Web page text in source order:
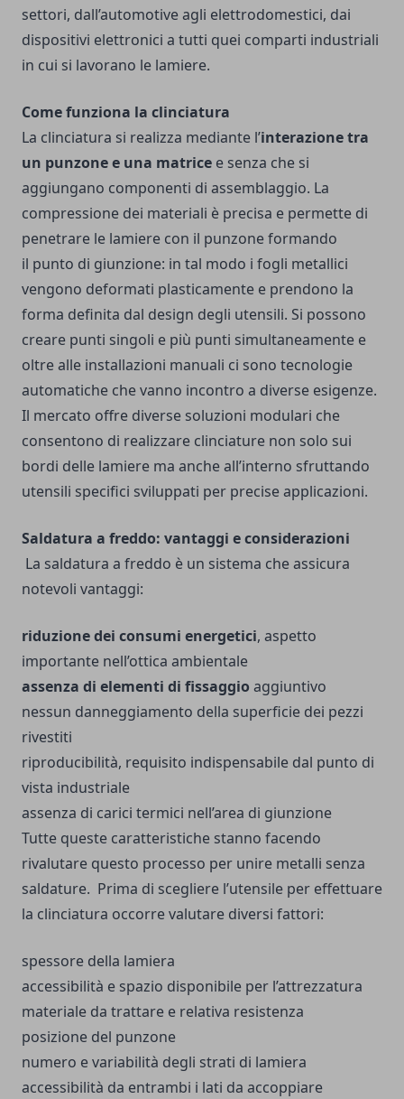
settori, dall’automotive agli elettrodomestici, dai
dispositivi elettronici a tutti quei comparti industriali
in cui si lavorano le lamiere.
Come funziona la clinciatura
La clinciatura si realizza mediante l’interazione tra
un punzone e una matrice e senza che si
aggiungano componenti di assemblaggio. La
compressione dei materiali è precisa e permette di
penetrare le lamiere con il punzone formando
il punto di giunzione: in tal modo i fogli metallici
vengono deformati plasticamente e prendono la
forma definita dal design degli utensili. Si possono
creare punti singoli e più punti simultaneamente e
oltre alle installazioni manuali ci sono tecnologie
automatiche che vanno incontro a diverse esigenze.
Il mercato offre diverse soluzioni modulari che
consentono di realizzare clinciature non solo sui
bordi delle lamiere ma anche all’interno sfruttando
utensili specifici sviluppati per precise applicazioni.
Saldatura a freddo: vantaggi e considerazioni
La saldatura a freddo è un sistema che assicura
notevoli vantaggi:
riduzione dei consumi energetici, aspetto
importante nell’ottica ambientale
assenza di elementi di fissaggio aggiuntivo
nessun danneggiamento della superficie dei pezzi
rivestiti
riproducibilità, requisito indispensabile dal punto di
vista industriale
assenza di carici termici nell’area di giunzione
Tutte queste caratteristiche stanno facendo
rivalutare questo processo per unire metalli senza
saldature. Prima di scegliere l’utensile per effettuare
la clinciatura occorre valutare diversi fattori:
spessore della lamiera
accessibilità e spazio disponibile per l’attrezzatura
materiale da trattare e relativa resistenza
posizione del punzone
numero e variabilità degli strati di lamiera
accessibilità da entrambi i lati da accoppiare